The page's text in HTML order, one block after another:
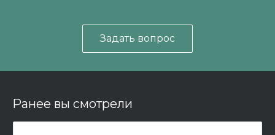
Задать вопрос
Ранее вы смотрели